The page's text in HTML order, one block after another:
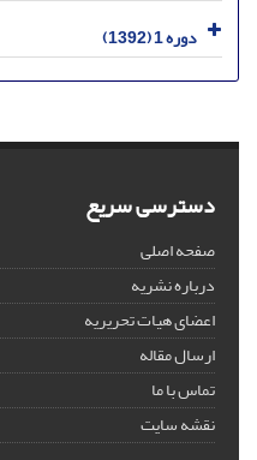
دوره 1 (1392)
دسترسی سریع
صفحه اصلی
درباره نشریه
اعضای هیات تحریریه
ارسال مقاله
تماس با ما
نقشه سایت